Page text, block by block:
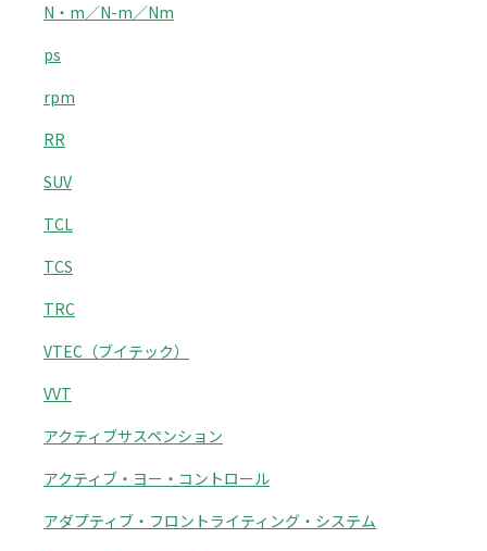
N・m／N-m／Nm
ps
rpm
RR
SUV
TCL
TCS
TRC
VTEC（ブイテック）
VVT
アクティブサスペンション
アクティブ・ヨー・コントロール
アダプティブ・フロントライティング・システム